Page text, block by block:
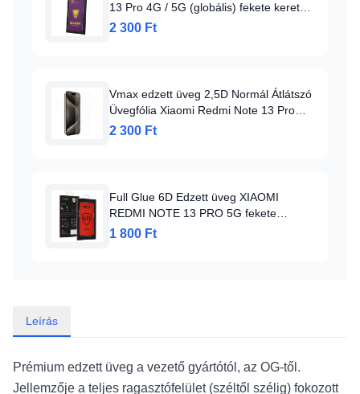
13 Pro 4G / 5G (globális) fekete keret
üvegfólia
2 300 Ft
Vmax edzett üveg 2,5D Normál Átlátszó
Üvegfólia Xiaomi Redmi Note 13 Pro
5G-hez, Üvegfólia
2 300 Ft
Full Glue 6D Edzett üveg XIAOMI
REDMI NOTE 13 PRO 5G fekete
üvegfólia
1 800 Ft
Leírás
Prémium edzett üveg a vezető gyártótól, az OG-től.
Jellemzője a teljes ragasztófelület (széltől szélig) fokozott